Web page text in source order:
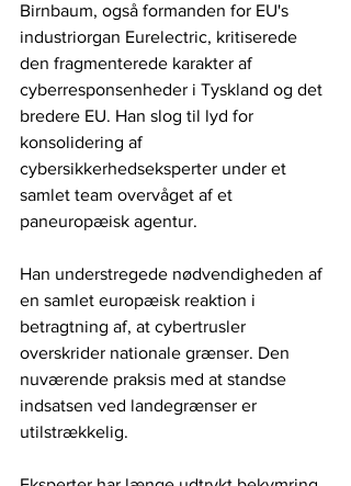
Birnbaum, også formanden for EU's
industriorgan Eurelectric, kritiserede
den fragmenterede karakter af
cyberresponsenheder i Tyskland og det
bredere EU. Han slog til lyd for
konsolidering af
cybersikkerhedseksperter under et
samlet team overvåget af et
paneuropæisk agentur.
Han understregede nødvendigheden af ​​
en samlet europæisk reaktion i
betragtning af, at cybertrusler
overskrider nationale grænser. Den
nuværende praksis med at standse
indsatsen ved landegrænser er
utilstrækkelig.